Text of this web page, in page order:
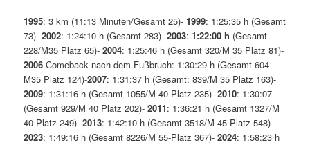
1995: 3 km (11:13 Minuten/Gesamt 25)-1999: 1:25:35 h (Gesamt
73)-2002: 1:24:10 h (Gesamt 283)-2003:1:22:00 h (Gesamt
228/M35 Platz 65)-2004: 1:25:46 h (Gesamt 320/M 35 Platz 81)-
2006-Comeback nach dem Fußbruch: 1:30:29 h (Gesamt 604-
M35 Platz 124)-2007: 1:31:37 h (Gesamt: 839/M 35 Platz 163)-
2009: 1:31:16 h (Gesamt 1055/M 40 Platz 235)-2010: 1:30:07
(Gesamt 929/M 40 Platz 202)-2011: 1:36:21 h (Gesamt 1327/M
40-Platz 249)-2013: 1:42:10 h (Gesamt 3518/M 45-Platz 548)-
2023: 1:49:16 h (Gesamt 8226/M 55-Platz 367)-2024: 1:58:23 h